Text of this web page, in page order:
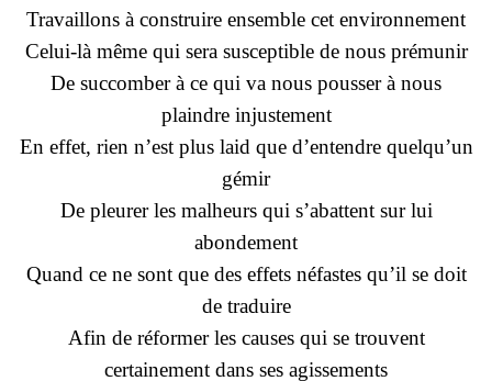
Travaillons à construire ensemble cet environnement
Celui-là même qui sera susceptible de nous prémunir
De succomber à ce qui va nous pousser à nous
plaindre injustement
En effet, rien n’est plus laid que d’entendre quelqu’un
gémir
De pleurer les malheurs qui s’abattent sur lui
abondement
Quand ce ne sont que des effets néfastes qu’il se doit
de traduire
Afin de réformer les causes qui se trouvent
certainement dans ses agissements